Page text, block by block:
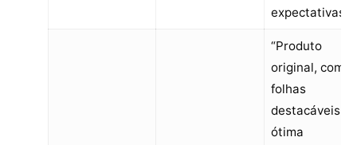
expectativas.”
“Produto
original, com
folhas
destacáveis e
ótima